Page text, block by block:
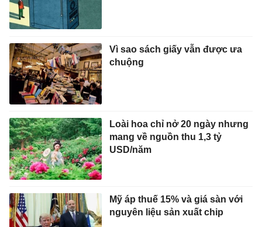
Vì sao sách giấy vẫn được ưa
chuộng
Loài hoa chỉ nở 20 ngày nhưng
mang về nguồn thu 1,3 tỷ
USD/năm
Mỹ áp thuế 15% và giá sàn với
nguyên liệu sản xuất chip